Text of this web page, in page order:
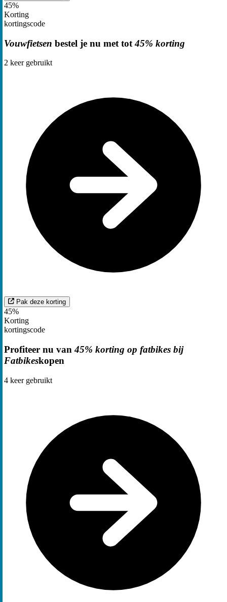
45%
Korting
kortingscode
Vouwfietsen bestel je nu met tot45% korting
2 keer gebruikt
Pak deze korting
45%
Korting
kortingscode
Profiteer nu van45% korting op fatbikes bij
Fatbikeskopen
4 keer gebruikt